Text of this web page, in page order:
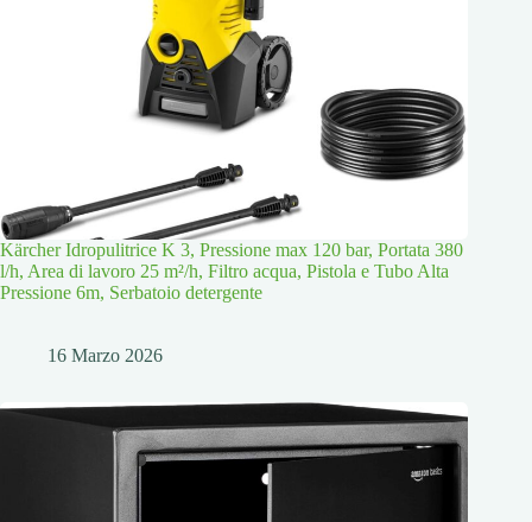
Kärcher Idropulitrice K 3, Pressione max 120 bar, Portata 380
l/h, Area di lavoro 25 m²/h, Filtro acqua, Pistola e Tubo Alta
Pressione 6m, Serbatoio detergente
16 Marzo 2026